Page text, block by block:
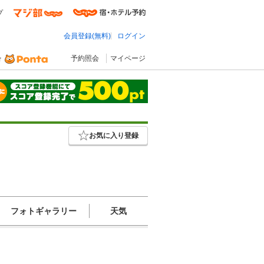
会員登録(無料) ログイン
予約照会 マイページ
お気に入り登録
フォトギャラリー 天気